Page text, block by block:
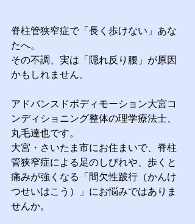
脊柱管狭窄症で「長く歩けない」あな
たへ。
その不調、実は「隠れ反り腰」が原因
かもしれません。
アドバンスドボディモーション大宮コ
ンディショニング整体の理学療法士、
丸毛達也です。
大宮・さいたま市にお住まいで、脊柱
管狭窄症による足のしびれや、歩くと
痛みが強くなる「間欠性跛行（かんけ
つせいはこう）」にお悩みではありま
せんか。